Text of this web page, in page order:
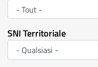
SNI Territoriale